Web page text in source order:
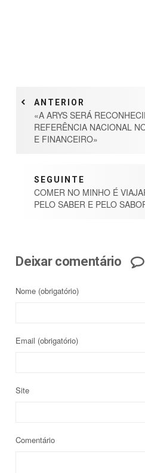
ANTERIOR
«A ARYS SERÁ
REFERÊNCIA NACIONAL
E FINANCEIRO»
SEGUINTE
COMER NO MINHO É
PELO SABER E PELO
Deixar comentário
Nome (obrigatório)
Email (obrigatório)
Site
Comentário